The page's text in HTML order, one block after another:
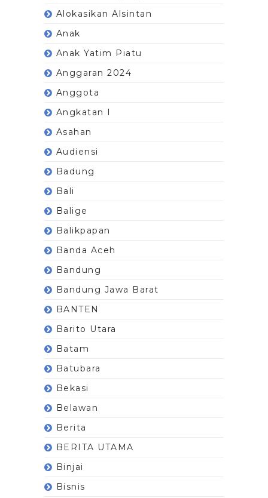
Alokasikan Alsintan
Anak
Anak Yatim Piatu
Anggaran 2024
Anggota
Angkatan I
Asahan
Audiensi
Badung
Bali
Balige
Balikpapan
Banda Aceh
Bandung
Bandung Jawa Barat
BANTEN
Barito Utara
Batam
Batubara
Bekasi
Belawan
Berita
BERITA UTAMA
Binjai
Bisnis